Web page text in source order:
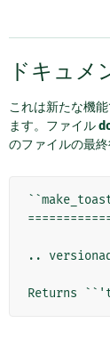
ドキュメ
これは新たな機
ます。ファイル
のファイルの最終
..